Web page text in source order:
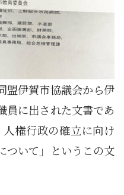
盟伊賀市協議会から伊
員に出された文書であ
権行政の確立に向け
ついて」というこの文